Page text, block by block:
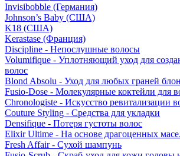
Invisibobble (Германия)
Johnson’s Baby (США)
K18 (США)
Kerastase (Франция)
Discipline - Непослушные волосы
Volumifique - Уплотняющий уход для
волос
Blond Absolu - Уход для любых граней
Fusio-Dose - Молекулярные коктейли для
Chronologiste - Искусство ревитализации
Couture Styling - Средства для укладки
Densifique - Потеря густоты волос
Elixir Ultime - На основе драгоценных
Fresh Affair - Сухой шампунь